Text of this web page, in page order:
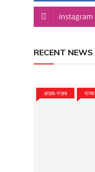
Instagram
RECENT NEWS
अज़ब-गज़ब राज्य